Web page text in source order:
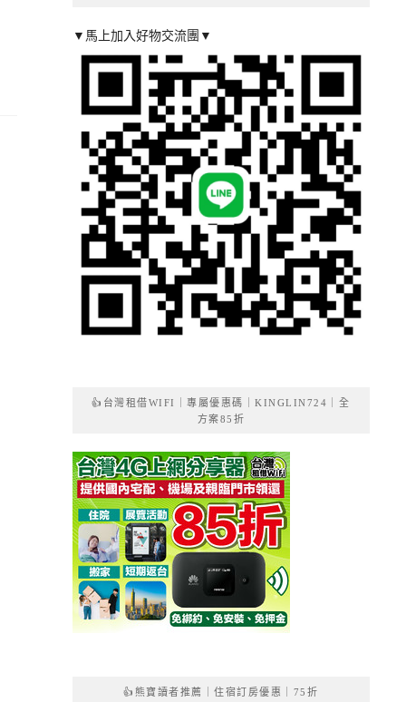
▼馬上加入好物交流團▼
👍台灣租借WIFI｜專屬優惠碼｜KINGLIN724｜全
方案85折
👍熊寶讀者推薦｜住宿訂房優惠｜75折